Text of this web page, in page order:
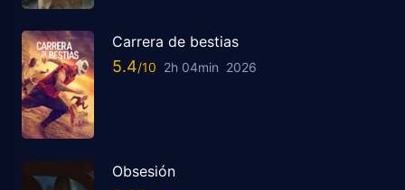
Carrera de bestias
5.4 2h 04min 2026
Obsesión